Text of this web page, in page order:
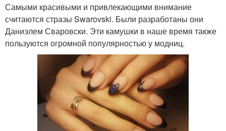
Самыми красивыми и привлекающими внимание
считаются стразы Swarovski. Были разработаны они
Даниэлем Сваровски. Эти камушки в наше время также
пользуются огромной популярностью у модниц.